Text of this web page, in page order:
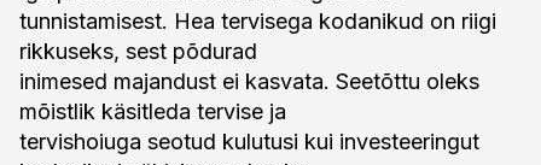
tunnistamisest. Hea tervisega kodanikud on riigi
rikkuseks, sest põdurad
inimesed majandust ei kasvata. Seetõttu oleks
mõistlik käsitleda tervise ja
tervishoiuga seotud kulutusi kui investeeringut